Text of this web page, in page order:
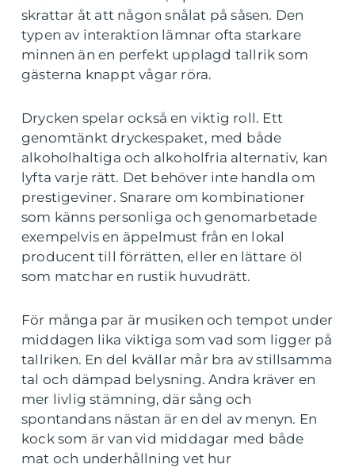
skrattar åt att någon snålat på såsen. Den
typen av interaktion lämnar ofta starkare
minnen än en perfekt upplagd tallrik som
gästerna knappt vågar röra.
Drycken spelar också en viktig roll. Ett
genomtänkt dryckespaket, med både
alkoholhaltiga och alkoholfria alternativ, kan
lyfta varje rätt. Det behöver inte handla om
prestigeviner. Snarare om kombinationer
som känns personliga och genomarbetade
exempelvis en äppelmust från en lokal
producent till förrätten, eller en lättare öl
som matchar en rustik huvudrätt.
För många par är musiken och tempot under
middagen lika viktiga som vad som ligger på
tallriken. En del kvällar mår bra av stillsamma
tal och dämpad belysning. Andra kräver en
mer livlig stämning, där sång och
spontandans nästan är en del av menyn. En
kock som är van vid middagar med både
mat och underhållning vet hur